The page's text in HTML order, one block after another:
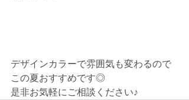
デザインカラーで雰囲気も変わるので
この夏おすすめです◎
是非お気軽にご相談ください♪